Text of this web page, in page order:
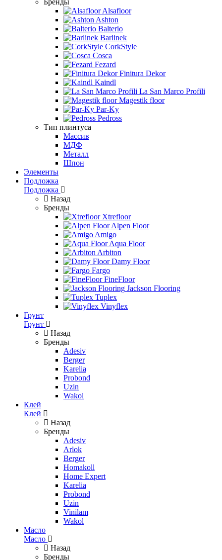
Бренды
Alsafloor
Ashton
Balterio
Barlinek
CorkStyle
Cosca
Fezard
Finitura Dekor
Kaindl
La San Marco Profili
Magestik floor
Par-Ky
Pedross
Тип плинтуса
Массив
МДФ
Металл
Шпон
Элементы
Подложка
Подложка
Назад
Бренды
Xtrefloor
Alpen Floor
Amigo
Aqua Floor
Arbiton
Damy Floor
Fargo
FineFloor
Jackson Flooring
Tuplex
Vinyflex
Грунт
Грунт
Назад
Бренды
Adesiv
Berger
Karelia
Probond
Uzin
Wakol
Клей
Клей
Назад
Бренды
Adesiv
Arlok
Berger
Homakoll
Home Expert
Karelia
Probond
Uzin
Vinilam
Wakol
Масло
Масло
Назад
Бренды